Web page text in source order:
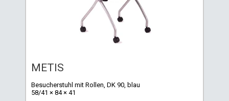
METIS
Besucherstuhl mit Rollen, DK 90, blau
58/41 × 84 × 41